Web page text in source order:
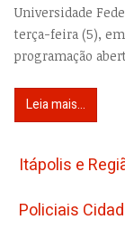
Universidade
terça-feira (5),
programação
Leia mais...
Itápolis e
Policiais